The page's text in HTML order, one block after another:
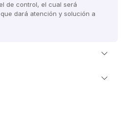
de control, el cual será
dará atención y solución a